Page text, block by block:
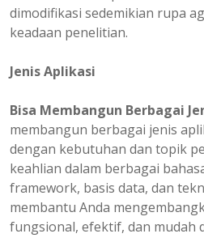
dimodifikasi sedemikian rupa
keadaan penelitian.
Jenis Aplikasi
Bisa Membangun Berbagai
membangun berbagai jenis
dengan kebutuhan dan topik
keahlian dalam berbagai
framework, basis data, dan
membantu Anda
fungsional, efektif, dan mudah